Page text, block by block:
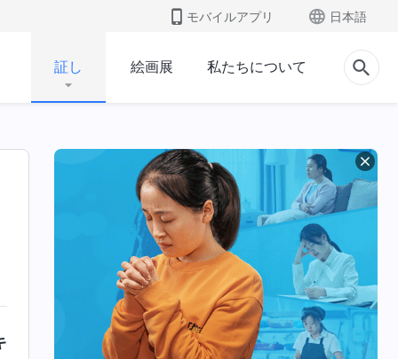
モバイルアプリ 日本語
証し 絵画展 私たちについて